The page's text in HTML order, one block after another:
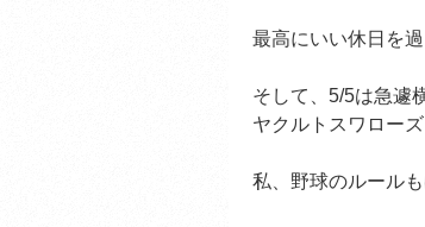
最高にいい休日を
そして、5/5は急遽
ヤクルトスワロー
私、野球のルール